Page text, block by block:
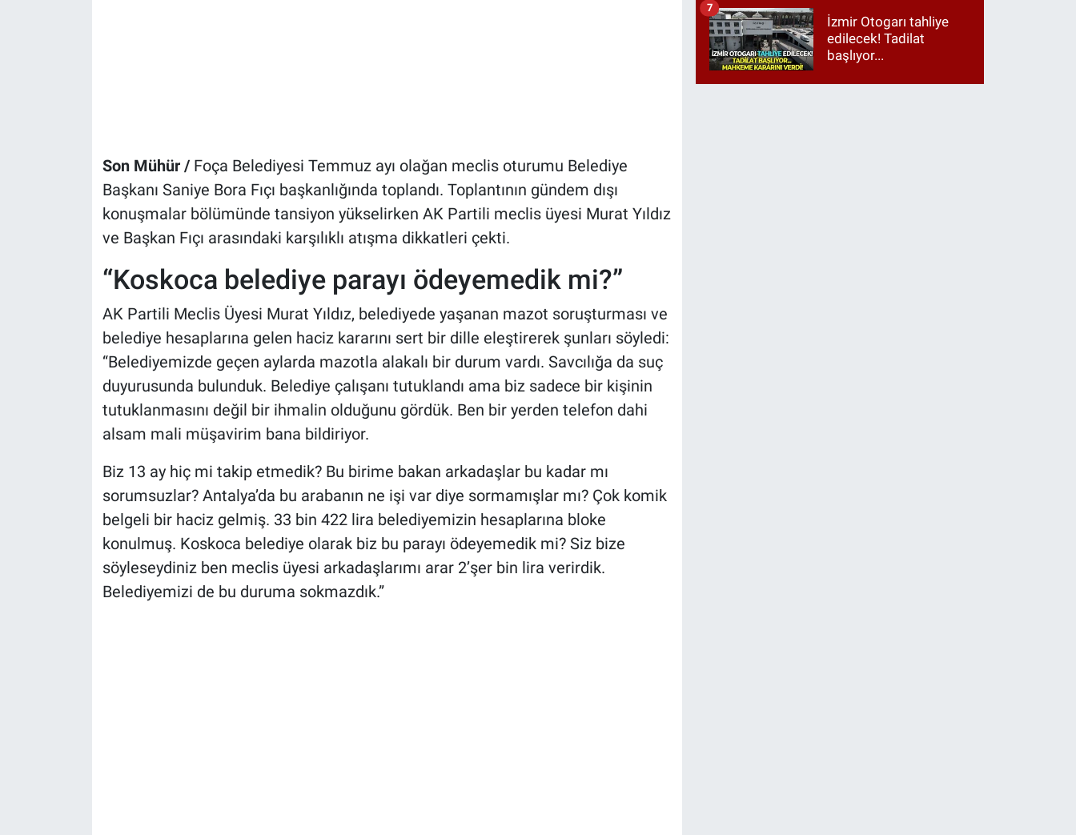
Son Mühür /Foça Belediyesi Temmuz ayı olağan meclis oturumu Belediye
Başkanı Saniye Bora Fıçı başkanlığında toplandı. Toplantının gündem dışı
konuşmalar bölümünde tansiyon yükselirken AK Partili meclis üyesi Murat Yıldız
ve Başkan Fıçı arasındaki karşılıklı atışma dikkatleri çekti.
“Koskoca belediye parayı ödeyemedik mi?”
AK Partili Meclis Üyesi Murat Yıldız, belediyede yaşanan mazot soruşturması ve
belediye hesaplarına gelen haciz kararını sert bir dille eleştirerek şunları söyledi:
“Belediyemizde geçen aylarda mazotla alakalı bir durum vardı. Savcılığa da suç
duyurusunda bulunduk. Belediye çalışanı tutuklandı ama biz sadece bir kişinin
tutuklanmasını değil bir ihmalin olduğunu gördük. Ben bir yerden telefon dahi
alsam mali müşavirim bana bildiriyor.
Biz 13 ay hiç mi takip etmedik? Bu birime bakan arkadaşlar bu kadar mı
sorumsuzlar? Antalya’da bu arabanın ne işi var diye sormamışlar mı? Çok komik
belgeli bir haciz gelmiş. 33 bin 422 lira belediyemizin hesaplarına bloke
konulmuş. Koskoca belediye olarak biz bu parayı ödeyemedik mi? Siz bize
söyleseydiniz ben meclis üyesi arkadaşlarımı arar 2’şer bin lira verirdik.
Belediyemizi de bu duruma sokmazdık.”
başvuru şartları neler?
İzmir Otogarı tahliye
edilecek! Tadilat
başlıyor...
7